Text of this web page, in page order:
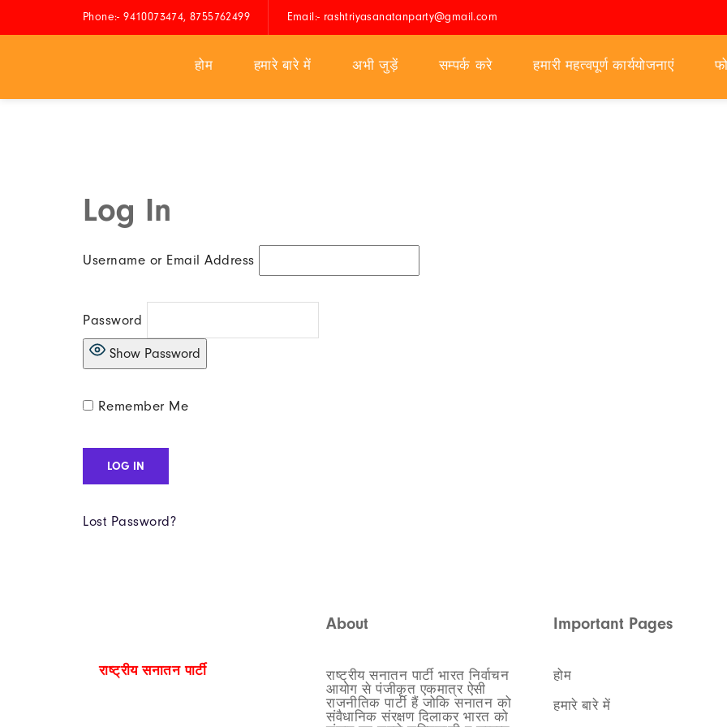
Phone:- 9410073474, 8755762499 Email:- rashtriyasanatanparty@gmail.com
होम हमारे बारे में अभी जुड़ें सम्पर्क करे हमारी महत्वपूर्ण कार्ययोजनाएं
Log In
Username or Email Address
Password
Show Password
Remember Me
Lost Password?
राष्ट्रीय सनातन पार्टी
About
राष्ट्रीय सनातन पार्टी भारत निर्वाचन
आयोग से पंजीकृत एकमात्र ऐसी
राजनीतिक पार्टी हैं जोकि सनातन को
संवैधानिक संरक्षण दिलाकर भारत को
Important Pages
होम
हमारे बारे में